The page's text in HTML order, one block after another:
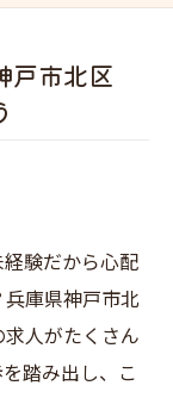
戸市北区
験だから心配
兵庫県神戸市北
人がたくさん
踏み出し、こ